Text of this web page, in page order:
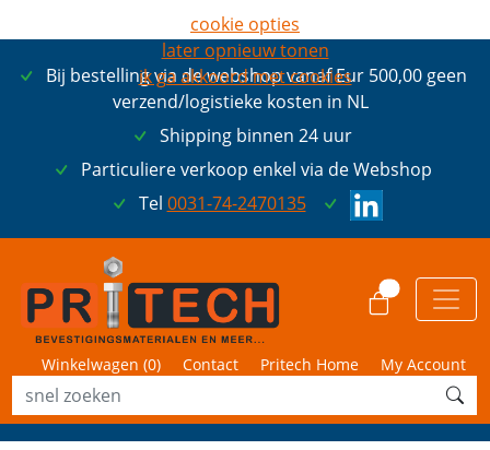
Bij bestelling via de webshop vanaf Eur 500,00 geen
verzend/logistieke kosten in NL
Shipping binnen 24 uur
Particuliere verkoop enkel via de Webshop
Tel 0031-74-2470135
Winkelwagen (0) Contact Pritech Home My Account
cookie opties
later opnieuw tonen
ik ga akkoord met cookies